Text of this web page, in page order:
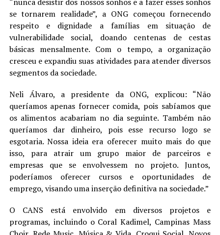
se tornarem realidade”, a ONG começou fornecendo
respeito e dignidade a famílias em situação de
vulnerabilidade social, doando centenas de cestas
básicas mensalmente. Com o tempo, a organização
cresceu e expandiu suas atividades para atender diversos
segmentos da sociedade.
Neli Álvaro, a presidente da ONG, explicou: “Não
queríamos apenas fornecer comida, pois sabíamos que
os alimentos acabariam no dia seguinte. Também não
queríamos dar dinheiro, pois esse recurso logo se
esgotaria. Nossa ideia era oferecer muito mais do que
isso, para atrair um grupo maior de parceiros e
empresas que se envolvessem no projeto. Juntos,
poderíamos oferecer cursos e oportunidades de
emprego, visando uma inserção definitiva na sociedade.”
O CANS está envolvido em diversos projetos e
programas, incluindo o Coral Kadimel, Campinas Mass